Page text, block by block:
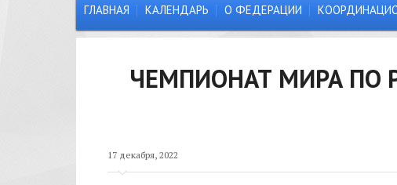
ГЛАВНАЯ КАЛЕНДАРЬ О ФЕДЕРАЦИИ
ЧЕМПИОНАТ МИРА ПО
17 декабря, 2022